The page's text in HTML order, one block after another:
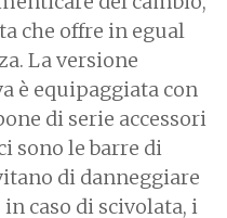
che offre in egual
La versione
è equipaggiata con
di serie accessori
sono le barre di
di danneggiare
caso di scivolata, i